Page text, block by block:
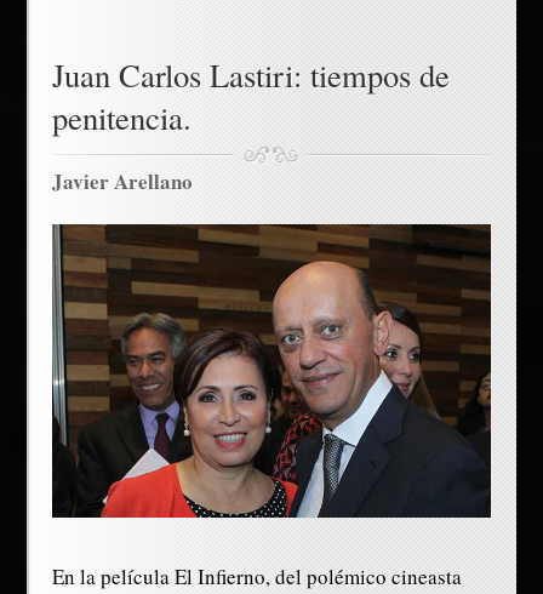
Juan Carlos Lastiri: tiempos de
penitencia.
Javier Arellano
En la película El Infierno, del polémico cineasta